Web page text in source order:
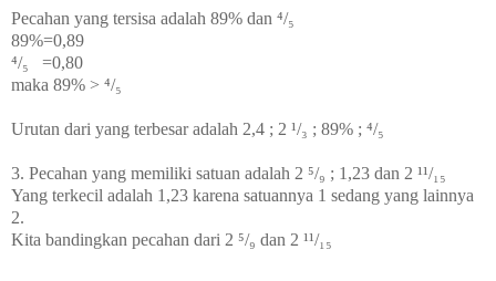
Pecahan yang tersisa adalah 89% dan ⁴/₅
89%=0,89
⁴/₅ =0,80
maka 89% > ⁴/₅
Urutan dari yang terbesar adalah 2,4 ; 2 ¹/₃ ; 89% ; ⁴/₅
3. Pecahan yang memiliki satuan adalah 2 ⁵/₉ ; 1,23 dan 2 ¹¹/₁₅
Yang terkecil adalah 1,23 karena satuannya 1 sedang yang lainnya
2.
Kita bandingkan pecahan dari 2 ⁵/₉ dan 2 ¹¹/₁₅